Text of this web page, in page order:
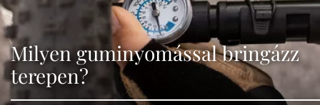
Milyen guminyomással bringázz
terepen?